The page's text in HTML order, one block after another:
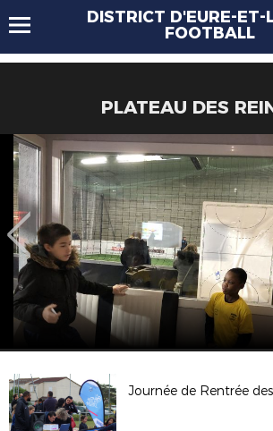
DISTRICT D'EURE-ET-
FOOTBALL
PLATEAU DES